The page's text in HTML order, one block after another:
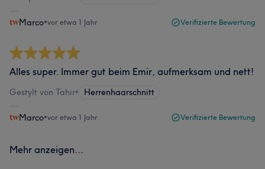
Marco•vor etwa 1 Jahr Verifizierte Bewertung
Alles super. Immer gut beim Emir, aufmerksam und nett!
Gestylt von Tahir• Herrenhaarschnitt
Marco•vor etwa 1 Jahr Verifizierte Bewertung
Mehr anzeigen...